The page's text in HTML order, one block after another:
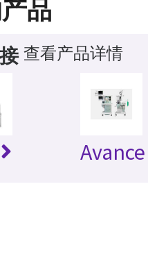
品
查看产品详情
Avance